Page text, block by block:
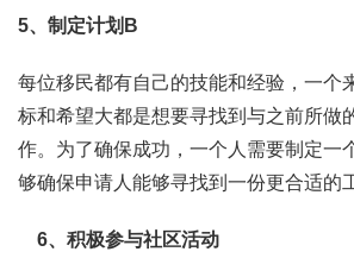
5、制定计划B
每位移民都有自己的技能和经验，一个
标和希望大都是想要寻找到与之前所做
作。为了确保成功，一个人需要制定一
够确保申请人能够寻找到一份更合适的
6、积极参与社区活动